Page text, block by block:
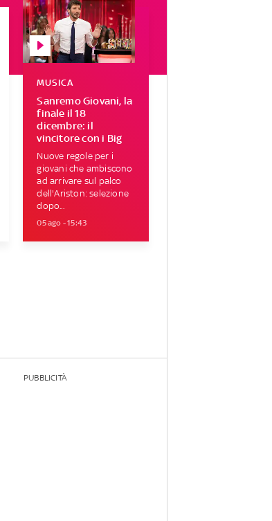
Sanremo Giovani, la
finale il 18
dicembre: il
vincitore con i Big
MUSICA
Nuove regole per i
giovani che ambiscono
ad arrivare sul palco
dell'Ariston: selezione
dopo...
05 ago - 15:43
PUBBLICITÀ